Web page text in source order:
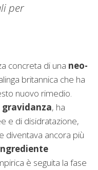
per
concreta di una neo-
britannica che ha
nuovo rimedio.
, ha
e di disidratazione,
diventava ancora più
è seguita la fase